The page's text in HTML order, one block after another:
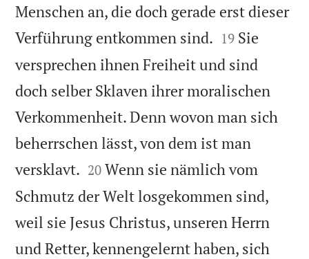
Menschen an, die doch gerade erst dieser
Verführung entkommen sind. 

19 Sie
versprechen ihnen Freiheit und sind
doch selber Sklaven ihrer moralischen
Verkommenheit. Denn wovon man sich
beherrschen lässt, von dem ist man
versklavt. 

20 Wenn sie nämlich vom
Schmutz der Welt losgekommen sind,
weil sie Jesus Christus, unseren Herrn
und Retter, kennengelernt haben, sich